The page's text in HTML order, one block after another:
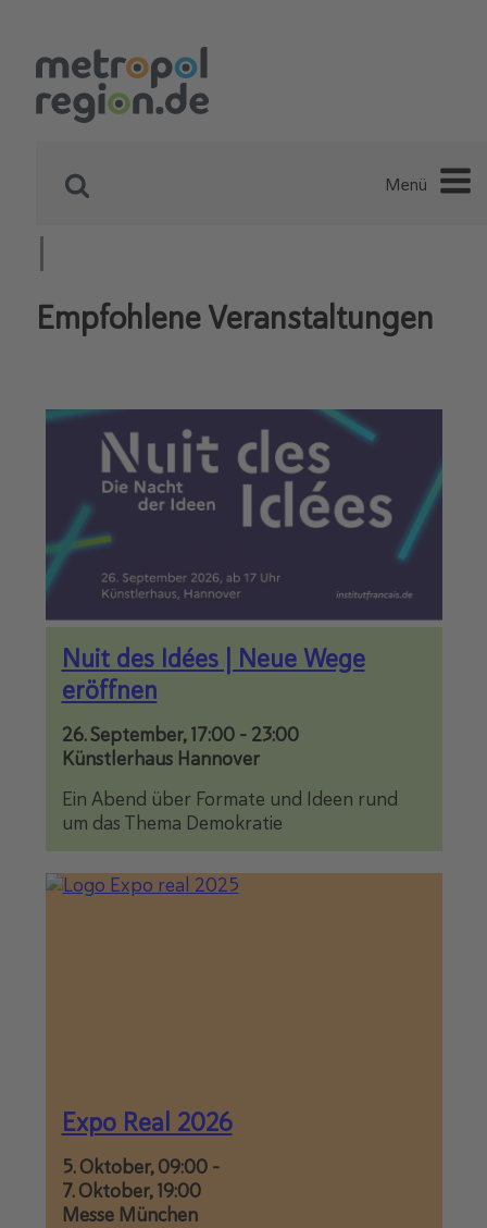
Menü
Empfohlene Veranstaltungen
Nuit des Idées | Neue Wege
eröffnen
Ein Abend über Formate und Ideen rund
um das Thema Demokratie
26. September, 17:00- 23:00
Künstlerhaus Hannover
Expo Real 2026
5. Oktober, 09:00-
7. Oktober, 19:00
Messe München